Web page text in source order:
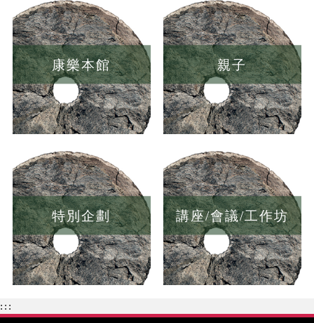
康樂本館 親子
特別企劃 講座/會議/工作坊
:::